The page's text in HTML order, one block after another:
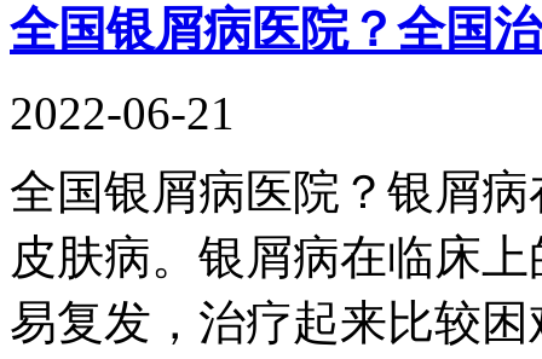
全国银屑病医院？全国
2022-06-21
全国银屑病医院？银屑
皮肤病。银屑病在临床
易复发，治疗起来比较